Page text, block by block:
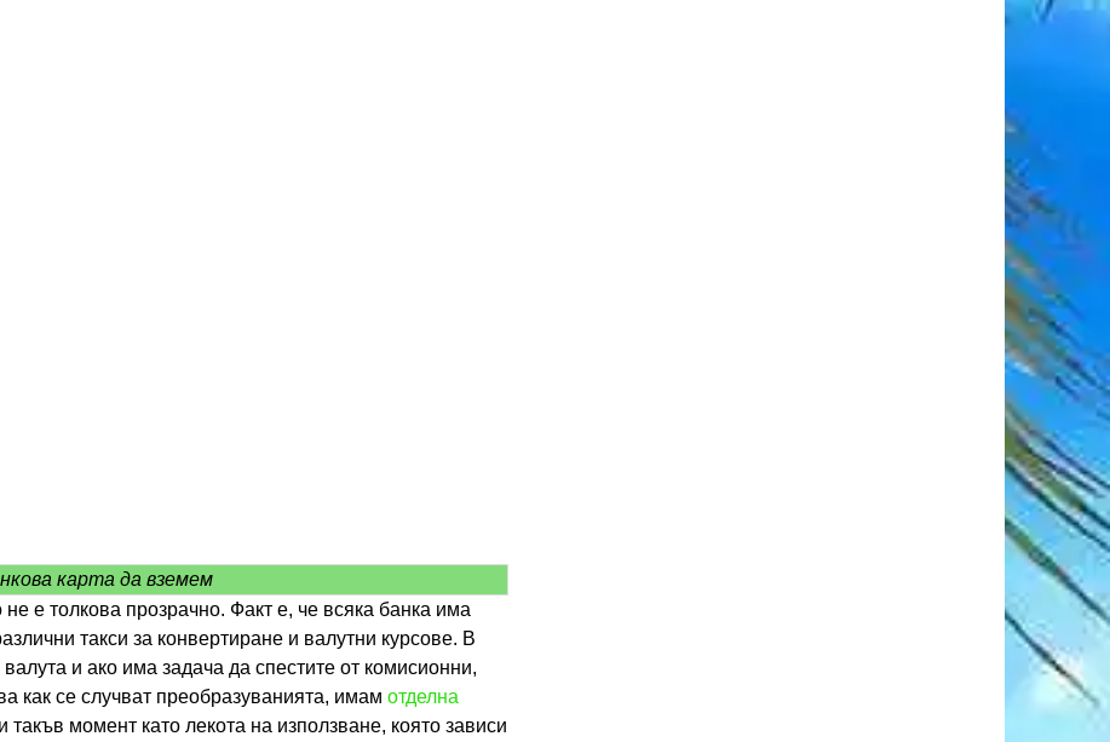
карта да вземем
е толкова прозрачно. Факт е, че всяка банка има
такси за конвертиране и валутни курсове. В
и ако има задача да спестите от комисионни,
как се случват преобразуванията, имам отделна
момент като лекота на използване, която зависи